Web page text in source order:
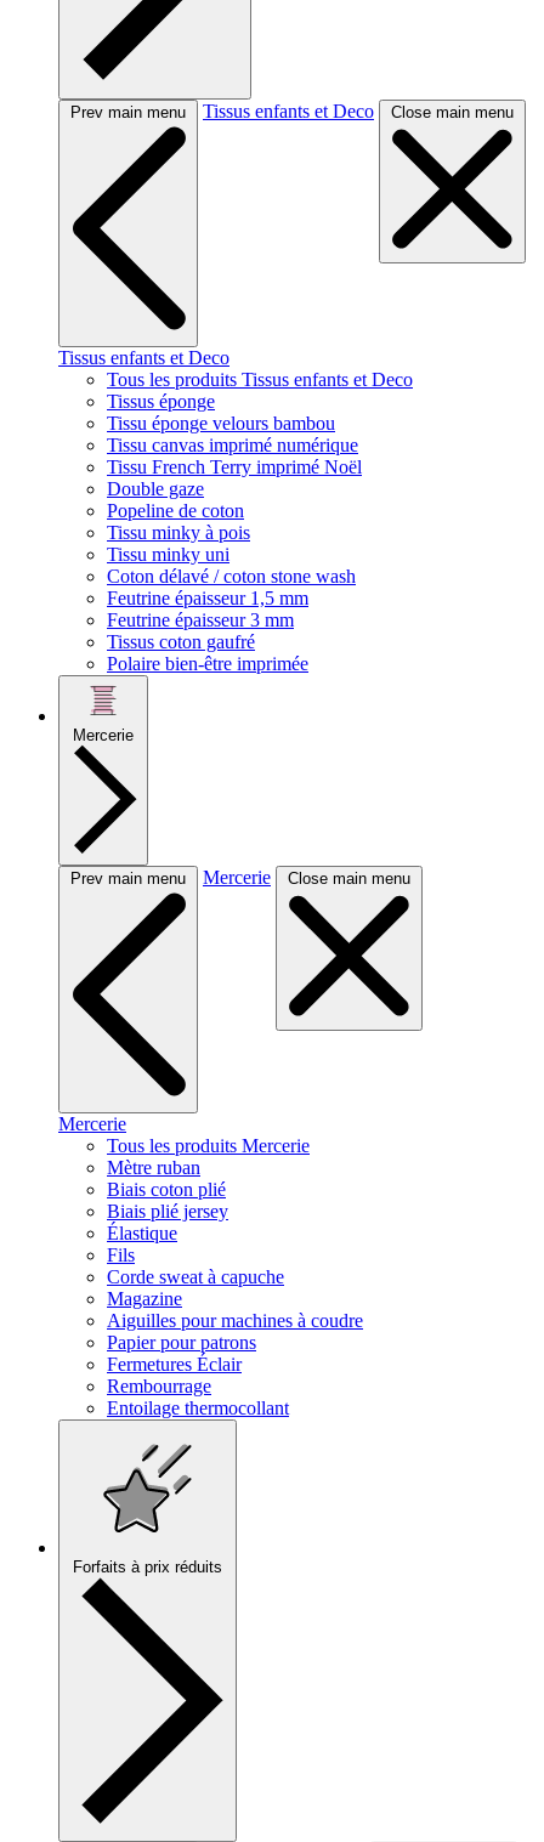
Prev main menu Tissus enfants et Deco Close main menu
Tissus enfants et Deco
Tous les produits Tissus enfants et Deco
Tissus éponge
Tissu éponge velours bambou
Tissu canvas imprimé numérique
Tissu French Terry imprimé Noël
Double gaze
Popeline de coton
Tissu minky à pois
Tissu minky uni
Coton délavé / coton stone wash
Feutrine épaisseur 1,5 mm
Feutrine épaisseur 3 mm
Tissus coton gaufré
Polaire bien-être imprimée
Mercerie
Prev main menu Mercerie Close main menu
Mercerie
Tous les produits Mercerie
Mètre ruban
Biais coton plié
Biais plié jersey
Élastique
Fils
Corde sweat à capuche
Magazine
Aiguilles pour machines à coudre
Papier pour patrons
Fermetures Éclair
Rembourrage
Entoilage thermocollant
Forfaits à prix réduits